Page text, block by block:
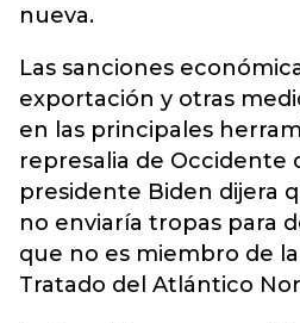
nueva.
Las sanciones
exportación y otras
en las principales
represalia de Occidente
presidente Biden dijera
no enviaría tropas para
que no es miembro de
Tratado del Atlántico